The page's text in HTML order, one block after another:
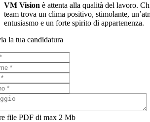
VM Vision è attenta alla qualità del lavoro.
team trova un clima positivo, stimolante,
entusiasmo e un forte spirito di appartenenza.
la tua candidatura
file PDF di max 2 Mb